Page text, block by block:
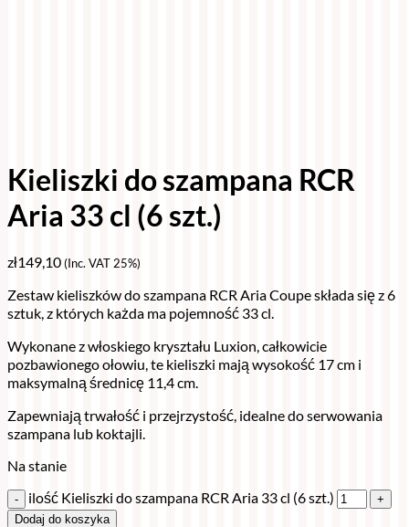
Kieliszki do szampana RCR
Aria 33 cl (6 szt.)
zł149,10(Inc. VAT 25%)
Zestaw kieliszków do szampana RCR Aria Coupe składa się z 6
sztuk, z których każda ma pojemność 33 cl.
Wykonane z włoskiego kryształu Luxion, całkowicie
pozbawionego ołowiu, te kieliszki mają wysokość 17 cm i
maksymalną średnicę 11,4 cm.
Zapewniają trwałość i przejrzystość, idealne do serwowania
szampana lub koktajli.
Na stanie
ilość Kieliszki do szampana RCR Aria 33 cl (6 szt.)
Dodaj do koszyka